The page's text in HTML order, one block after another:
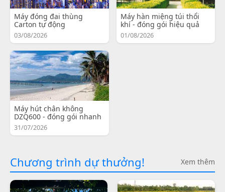
Máy đóng đai thùng
Carton tự động
03/08/2026
Máy hàn miệng túi thổi
khí - đóng gói hiệu quả
01/08/2026
Máy hút chân không
DZQ600 - đóng gói nhanh
31/07/2026
Chương trình dự thưởng! Xem thêm